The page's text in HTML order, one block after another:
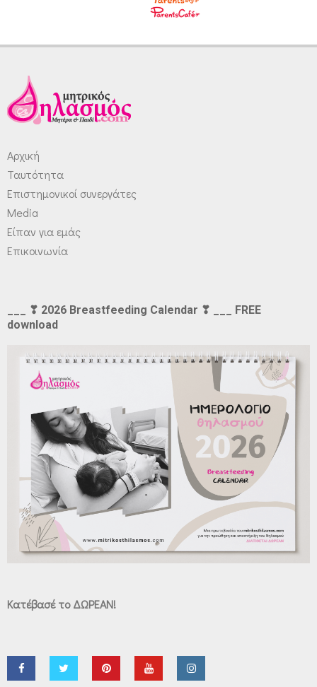
Αρχική
Ταυτότητα
Επιστημονικοί συνεργάτες
Media
Είπαν για εμάς
Επικοινωνία
___ ❣ 2026 Breastfeeding Calendar ❣ ___ FREE
download
Κατέβασέ το ΔΩΡΕΑΝ!